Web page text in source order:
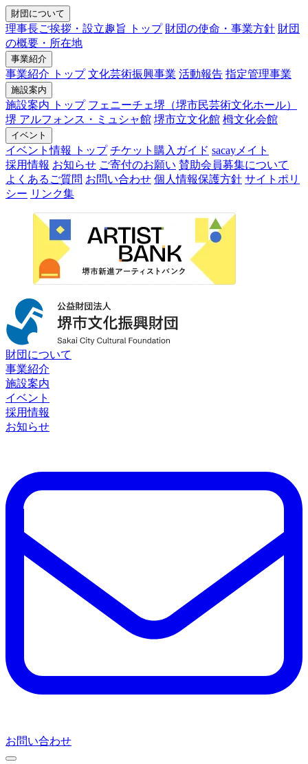
財団について
理事長ご挨拶・設立趣旨 トップ 財団の使命・事業方針 財団
の概要・所在地
事業紹介
事業紹介 トップ 文化芸術振興事業 活動報告 指定管理事業
施設案内
施設案内 トップ フェニーチェ堺（堺市民芸術文化ホール）
堺 アルフォンス・ミュシャ館 堺市立文化館 栂文化会館
イベント
イベント情報 トップ チケット購入ガイド sacayメイト
採用情報 お知らせ ご寄付のお願い 賛助会員募集について
よくあるご質問 お問い合わせ 個人情報保護方針 サイトポリ
シー リンク集
財団について
事業紹介
施設案内
イベント
採用情報
お知らせ
お問い合わせ